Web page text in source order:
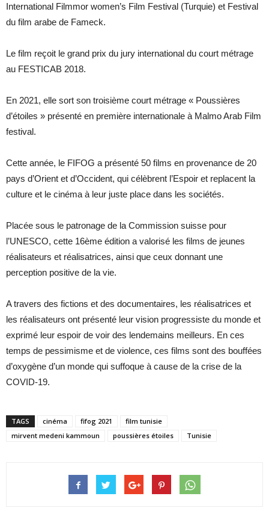
International Filmmor women’s Film Festival (Turquie) et Festival
du film arabe de Fameck.
Le film reçoit le grand prix du jury international du court métrage
au FESTICAB 2018.
En 2021, elle sort son troisième court métrage « Poussières
d’étoiles » présenté en première internationale à Malmo Arab Film
festival.
Cette année, le FIFOG a présenté 50 films en provenance de 20
pays d’Orient et d’Occident, qui célèbrent l’Espoir et replacent la
culture et le cinéma à leur juste place dans les sociétés.
Placée sous le patronage de la Commission suisse pour
l’UNESCO, cette 16ème édition a valorisé les films de jeunes
réalisateurs et réalisatrices, ainsi que ceux donnant une
perception positive de la vie.
A travers des fictions et des documentaires, les réalisatrices et
les réalisateurs ont présenté leur vision progressiste du monde et
exprimé leur espoir de voir des lendemains meilleurs. En ces
temps de pessimisme et de violence, ces films sont des bouffées
d’oxygène d’un monde qui suffoque à cause de la crise de la
COVID-19.
TAGS cinéma fifog 2021
film tunisie
mirvent medeni kammoun
poussières étoiles Tunisie